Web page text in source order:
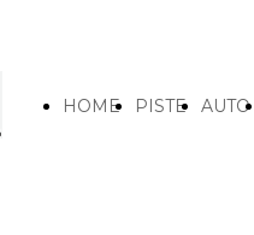
HOME PISTE AUTO